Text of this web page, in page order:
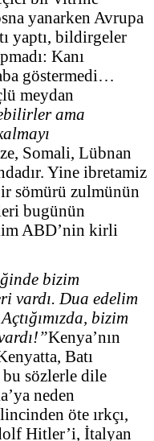
yanarken Avrupa
yaptı, bildirgeler
Kanı
göstermedi…
meydan
ama
Somali, Lübnan
Yine ibretamiz
sömürü zulmünün
bugünün
ABD’nin kirli
bizim
vardı. Dua edelim
bizim
Kenya’nın
Batı
sözlerle dile
neden
öte ırkçı,
Hitler’i, İtalyan